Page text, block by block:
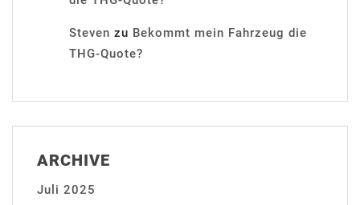
Steven zu Bekommt mein Fahrzeug die
THG-Quote?
ARCHIVE
Juli 2025